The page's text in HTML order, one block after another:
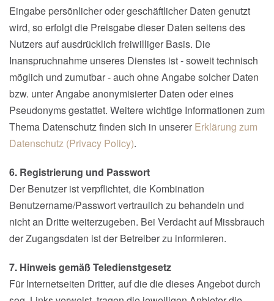
Eingabe persönlicher oder geschäftlicher Daten genutzt
wird, so erfolgt die Preisgabe dieser Daten seitens des
Nutzers auf ausdrücklich freiwilliger Basis. Die
Inanspruchnahme unseres Dienstes ist - soweit technisch
möglich und zumutbar - auch ohne Angabe solcher Daten
bzw. unter Angabe anonymisierter Daten oder eines
Pseudonyms gestattet. Weitere wichtige Informationen zum
Thema Datenschutz finden sich in unserer Erklärung zum
Datenschutz (Privacy Policy).
6. Registrierung und Passwort
Der Benutzer ist verpflichtet, die Kombination
Benutzername/Passwort vertraulich zu behandeln und
nicht an Dritte weiterzugeben. Bei Verdacht auf Missbrauch
der Zugangsdaten ist der Betreiber zu informieren.
7. Hinweis gemäß Teledienstgesetz
Für Internetseiten Dritter, auf die die dieses Angebot durch